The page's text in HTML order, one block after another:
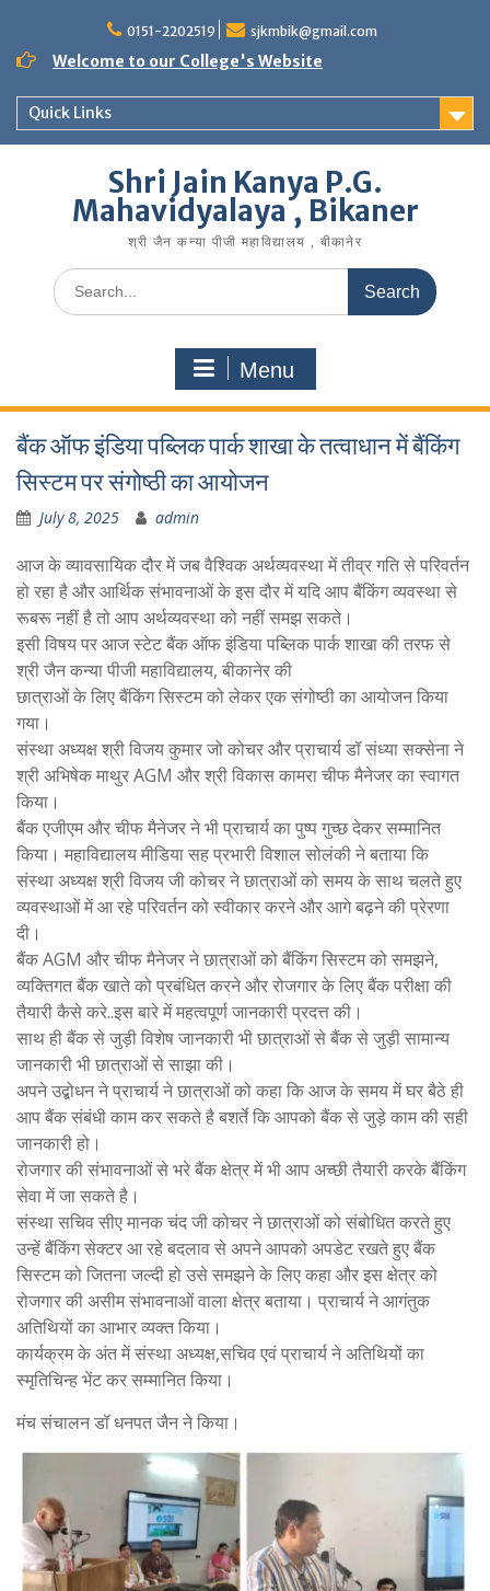
content
0151-2202519 sjkmbik@gmail.com
Welcome to our College's Website
Quick Links
Shri Jain Kanya P.G.
Mahavidyalaya , Bikaner
श्री जैन कन्या पीजी महाविद्यालय , बीकानेर
Search
for:
Menu
बैंक ऑफ इंडिया पब्लिक पार्क शाखा के तत्वाधान में बैंकिंग
सिस्टम पर संगोष्ठी का आयोजन
July 8, 2025 admin
आज के व्यावसायिक दौर में जब वैश्विक अर्थव्यवस्था में तीव्र गति से परिवर्तन
हो रहा है और आर्थिक संभावनाओं के इस दौर में यदि आप बैंकिंग व्यवस्था से
रूबरू नहीं है तो आप अर्थव्यवस्था को नहीं समझ सकते।
इसी विषय पर आज स्टेट बैंक ऑफ इंडिया पब्लिक पार्क शाखा की तरफ से
श्री जैन कन्या पीजी महाविद्यालय, बीकानेर की
छात्राओं के लिए बैंकिंग सिस्टम को लेकर एक संगोष्ठी का आयोजन किया
गया।
संस्था अध्यक्ष श्री विजय कुमार जो कोचर और प्राचार्य डॉ संध्या सक्सेना ने
श्री अभिषेक माथुर AGM और श्री विकास कामरा चीफ मैनेजर का स्वागत
किया।
बैंक एजीएम और चीफ मैनेजर ने भी प्राचार्य का पुष्प गुच्छ देकर सम्मानित
किया। महाविद्यालय मीडिया सह प्रभारी विशाल सोलंकी ने बताया कि
संस्था अध्यक्ष श्री विजय जी कोचर ने छात्राओं को समय के साथ चलते हुए
व्यवस्थाओं में आ रहे परिवर्तन को स्वीकार करने और आगे बढ़ने की प्रेरणा
दी।
बैंक AGM और चीफ मैनेजर ने छात्राओं को बैंकिंग सिस्टम को समझने,
व्यक्तिगत बैंक खाते को प्रबंधित करने और रोजगार के लिए बैंक परीक्षा की
तैयारी कैसे करे..इस बारे में महत्वपूर्ण जानकारी प्रदत्त की।
साथ ही बैंक से जुड़ी विशेष जानकारी भी छात्राओं से बैंक से जुड़ी सामान्य
जानकारी भी छात्राओं से साझा की।
अपने उद्बोधन ने प्राचार्य ने छात्राओं को कहा कि आज के समय में घर बैठे ही
आप बैंक संबंधी काम कर सकते है बशर्ते कि आपको बैंक से जुड़े काम की सही
जानकारी हो।
रोजगार की संभावनाओं से भरे बैंक क्षेत्र में भी आप अच्छी तैयारी करके बैंकिंग
सेवा में जा सकते है।
संस्था सचिव सीए मानक चंद जी कोचर ने छात्राओं को संबोधित करते हुए
उन्हें बैंकिंग सेक्टर आ रहे बदलाव से अपने आपको अपडेट रखते हुए बैंक
सिस्टम को जितना जल्दी हो उसे समझने के लिए कहा और इस क्षेत्र को
रोजगार की असीम संभावनाओं वाला क्षेत्र बताया। प्राचार्य ने आगंतुक
अतिथियों का आभार व्यक्त किया।
कार्यक्रम के अंत में संस्था अध्यक्ष,सचिव एवं प्राचार्य ने अतिथियों का
स्मृतिचिन्ह भेंट कर सम्मानित किया।
मंच संचालन डॉ धनपत जैन ने किया।